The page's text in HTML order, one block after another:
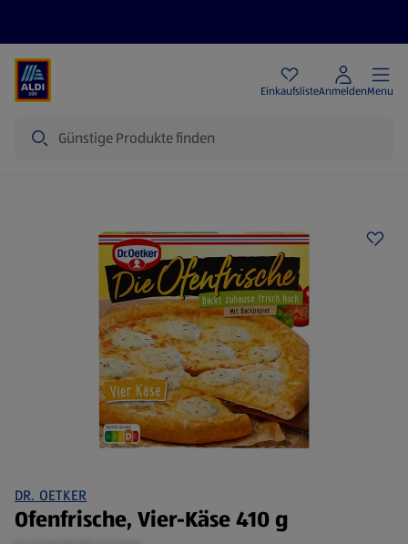
EinkaufslisteAnmeldenMenu
DR. OETKER
Ofenfrische, Vier-Käse 410 g